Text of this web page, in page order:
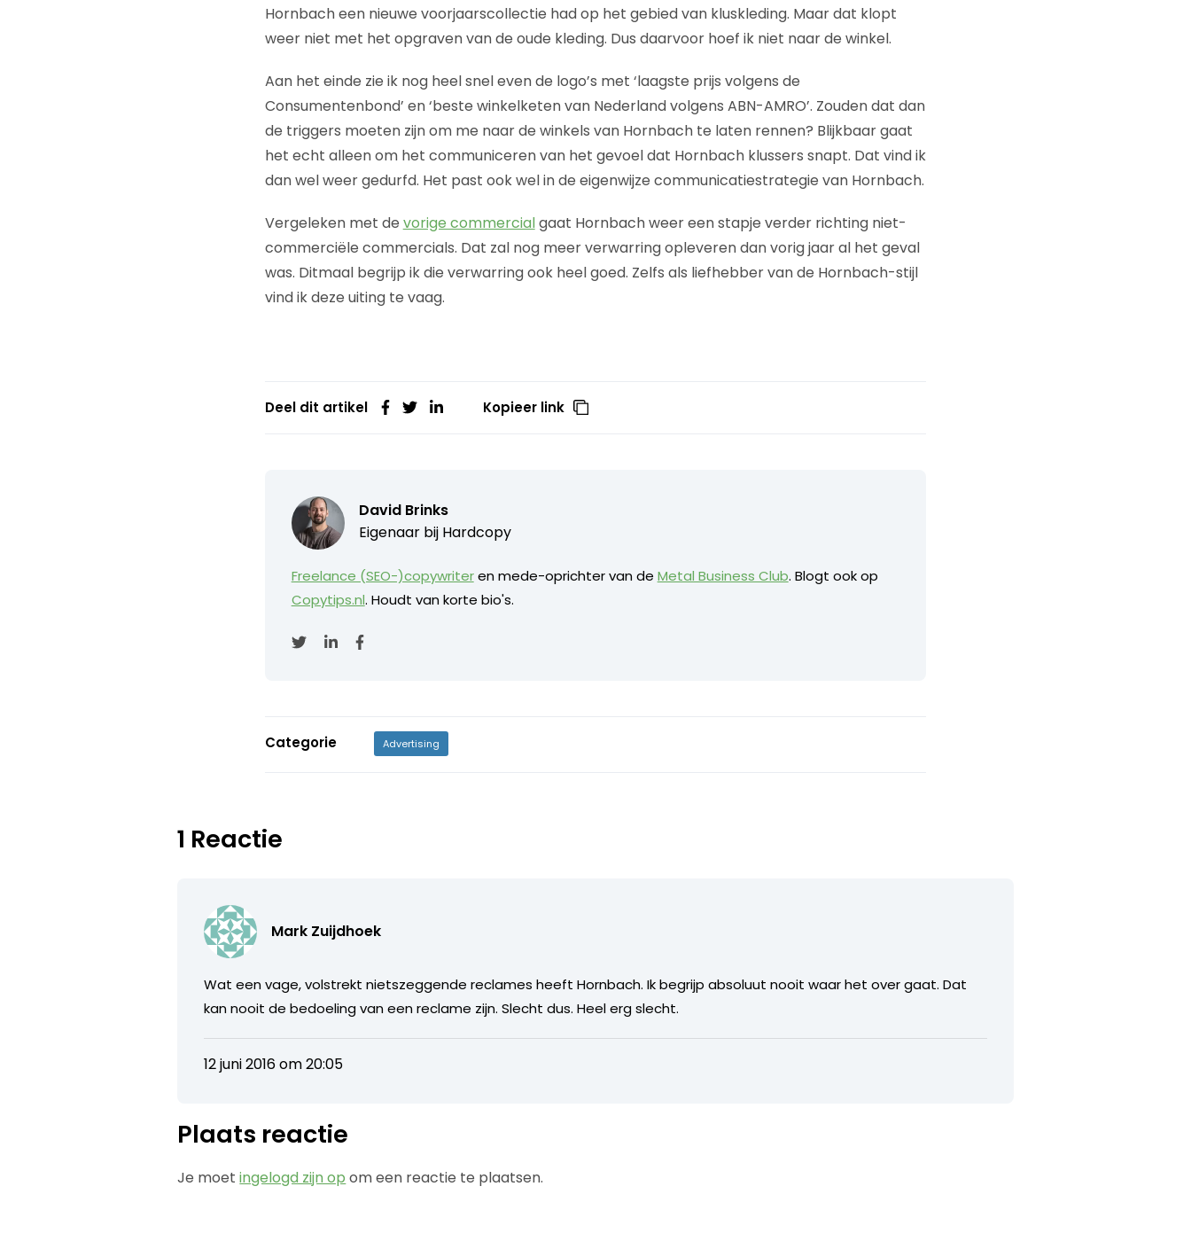
Hornbach een nieuwe voorjaarscollectie had op het gebied van kluskleding. Maar dat klopt
weer niet met het opgraven van de oude kleding. Dus daarvoor hoef ik niet naar de winkel.
Aan het einde zie ik nog heel snel even de logo’s met ‘laagste prijs volgens de
Consumentenbond’ en ‘beste winkelketen van Nederland volgens ABN-AMRO’. Zouden dat dan
de triggers moeten zijn om me naar de winkels van Hornbach te laten rennen? Blijkbaar gaat
het echt alleen om het communiceren van het gevoel dat Hornbach klussers snapt. Dat vind ik
dan wel weer gedurfd. Het past ook wel in de eigenwijze communicatiestrategie van Hornbach.
Vergeleken met de vorige commercialgaat Hornbach weer een stapje verder richting niet-
commerciële commercials. Dat zal nog meer verwarring opleveren dan vorig jaar al het geval
was. Ditmaal begrijp ik die verwarring ook heel goed. Zelfs als liefhebber van de Hornbach-stijl
vind ik deze uiting te vaag.
Deel dit artikel Kopieer link
David Brinks
Eigenaar bij Hardcopy
Freelance (SEO-)copywriteren mede-oprichter van de Metal Business Club. Blogt ook op
Copytips.nl. Houdt van korte bio's.
Categorie Advertising
1 Reactie
Mark Zuijdhoek
Wat een vage, volstrekt nietszeggende reclames heeft Hornbach. Ik begrijp absoluut nooit waar het over gaat. Dat
kan nooit de bedoeling van een reclame zijn. Slecht dus. Heel erg slecht.
12 juni 2016 om 20:05
Plaats reactie
Je moetingelogd zijn op om een reactie te plaatsen.